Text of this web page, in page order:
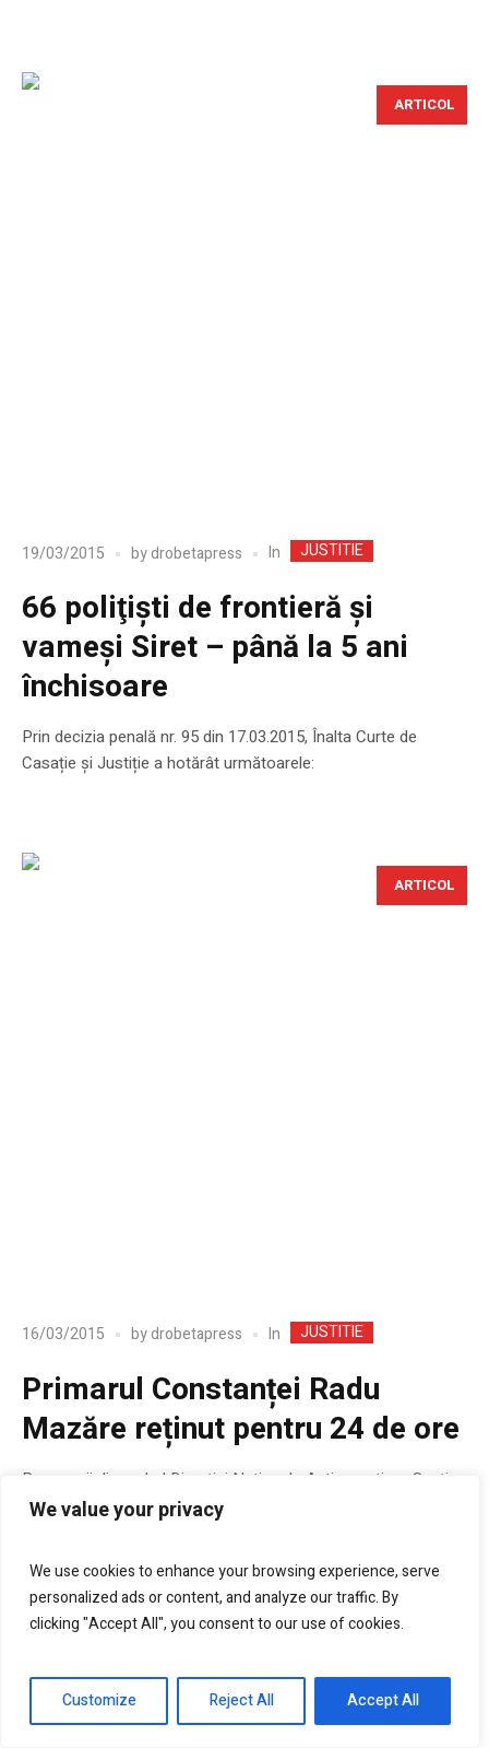
We value your privacy
We use cookies to enhance your browsing experience, serve
personalized ads or content, and analyze our traffic. By
clicking "Accept All", you consent to our use of cookies.
Customize Reject All Accept All
ARTICOL
19/03/2015 bydrobetapress In JUSTITIE
66 poliţişti de frontieră şi
vameşi Siret – până la 5 ani
închisoare
Prin decizia penală nr. 95 din 17.03.2015, Înalta Curte de
Casație și Justiție a hotărât următoarele:
ARTICOL
16/03/2015 bydrobetapress In JUSTITIE
Primarul Constanței Radu
Mazăre reținut pentru 24 de ore
Procurorii din cadrul Direcției Naționale Anticorupție – Secția
de combatere a infracțiunilor conexe infracțiunilor de corupție
MAZĂRE RADU ȘTEFAN, primar al municipiului Constanța, la
data faptelor, cu privire la săvârșirea infracțiunilor de:
ARTICOL